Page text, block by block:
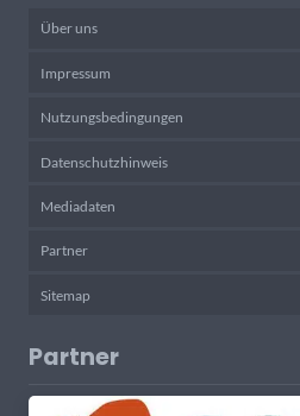
Über uns
Impressum
Nutzungsbedingungen
Datenschutzhinweis
Mediadaten
Partner
Sitemap
Partner